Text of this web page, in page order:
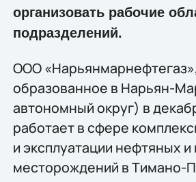
организовать рабочие
подразделений.
ООО «Нарьянмарнефтегаз»,
образованное в Нарьян-
автономный округ) в
работает в сфере
и эксплуатации нефтяных и
месторождений в Тимано-